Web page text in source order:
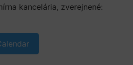
kancelária, zverejnené: